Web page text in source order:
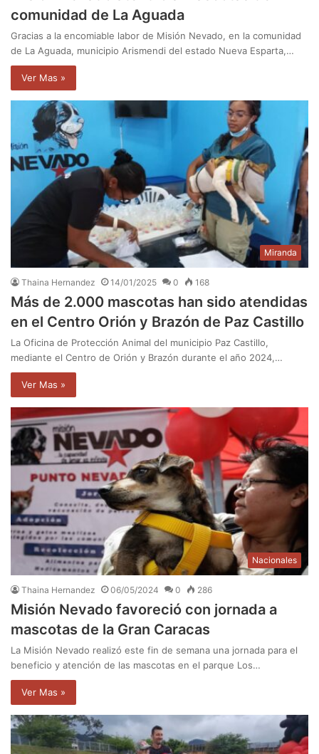
comunidad de La Aguada
Gracias a la encomiable labor de Misión Nevado, en la comunidad
de La Aguada, municipio Arismendi del estado Nueva Esparta,…
Ver Mas »
Miranda
Thaina Hernandez 14/01/2025 0 168
Más de 2.000 mascotas han sido atendidas
en el Centro Orión y Brazón de Paz Castillo
La Oficina de Protección Animal del municipio Paz Castillo,
mediante el Centro de Orión y Brazón durante el año 2024,…
Ver Mas »
Nacionales
Thaina Hernandez 06/05/2024 0 286
Misión Nevado favoreció con jornada a
mascotas de la Gran Caracas
La Misión Nevado realizó este fin de semana una jornada para el
beneficio y atención de las mascotas en el parque Los…
Ver Mas »